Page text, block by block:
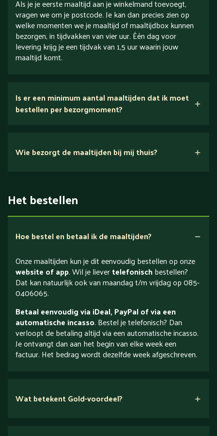
Als je je eerste maaltijd aan je winkelmand toevoegt,
vragen we om je postcode. Je kan dan precies zien op
welke momenten we je maaltijd of maaltijdbox kunnen
bezorgen, in tijdvakken van vier uur. Één dag voor
levering krijg je een tijdvak van 1,5 uur waarin jouw
maaltijd komt.
Is er een minimum aantal maaltijden dat ik moet
bestellen per bezorgmoment?
Wie bezorgt de maaltijden bij mij thuis?
Het bestellen
Hoe bestel en betaal ik de maaltijden?
Onze maaltijden kun je dit eenvoudig bestellen op onze
website of app. Wil je lievertelefonischbestellen?
Dat kan natuurlijk ook van maandag t/m vrijdag op 085-
0406065.
Betaal eenvoudig via iDeal, PayPal of via een
automatische incasso. Bestel je telefonisch? Dan
verloopt de betaling altijd via een automatische incasso.
Je ontvangt dan aan het begin van elke week een
factuur. Het bedrag wordt dezelfde week afgeschreven.
Wat betekent Gold-voordeel?